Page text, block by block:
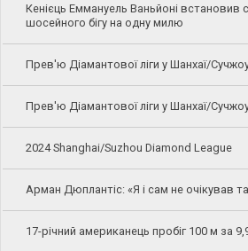
Кенієць Еммануель Ваньйоні встановив
шосейного бігу на одну милю
Прев'ю Діамантової ліги у Шанхаї/
Прев'ю Діамантової ліги у Шанхаї/
2024 Shanghai/Suzhou Diamond League
Арман Дюплантіс: «Я і сам не очікував
17-річний американець пробіг 100 м за